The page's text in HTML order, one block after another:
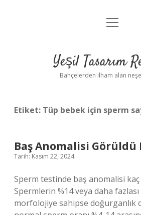
Anasayfa
Yasal Uyarı
menüyü
Yeşil Tasarım
Bahçelerden ilham alan
Etiket: Tüp bebek için sperm
Baş Anomalisi Görüldü
Tarih: Kasım 22, 2024
Sperm testinde baş anomalisi kaç
Spermlerin %14 veya daha
morfolojiye sahipse doğurganlık